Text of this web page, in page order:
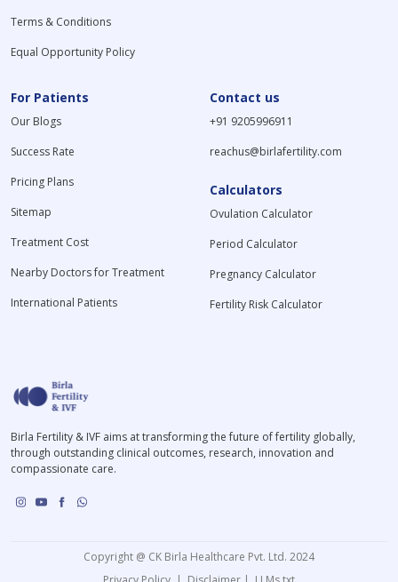
Terms & Conditions
Equal Opportunity Policy
For Patients
Our Blogs
Success Rate
Pricing Plans
Sitemap
Treatment Cost
Nearby Doctors for Treatment
International Patients
Contact us
+91 9205996911
reachus@birlafertility.com
Calculators
Ovulation Calculator
Period Calculator
Pregnancy Calculator
Fertility Risk Calculator
Birla Fertility & IVF aims at transforming the future of fertility globally,
through outstanding clinical outcomes, research, innovation and
compassionate care.
Copyright @ CK Birla Healthcare Pvt. Ltd. 2024